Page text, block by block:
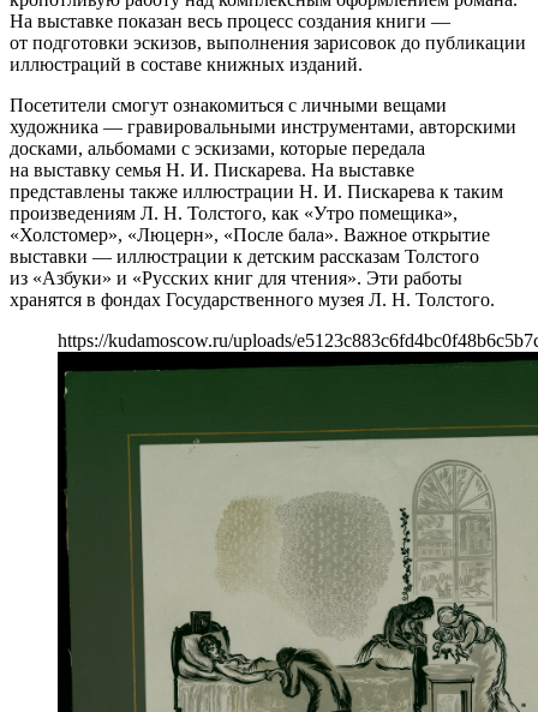
На выставке показан весь процесс создания книги —
от подготовки эскизов, выполнения зарисовок до публикации
иллюстраций в составе книжных изданий.
Посетители смогут ознакомиться с личными вещами
художника — гравировальными инструментами, авторскими
досками, альбомами с эскизами, которые передала
на выставку семья Н. И. Пискарева. На выставке
представлены также иллюстрации Н. И. Пискарева к таким
произведениям Л. Н. Толстого, как «Утро помещика»,
«Холстомер», «Люцерн», «После бала». Важное открытие
выставки — иллюстрации к детским рассказам Толстого
из «Азбуки» и «Русских книг для чтения». Эти работы
хранятся в фондах Государственного музея Л. Н. Толстого.
https://kudamoscow.ru/uploads/